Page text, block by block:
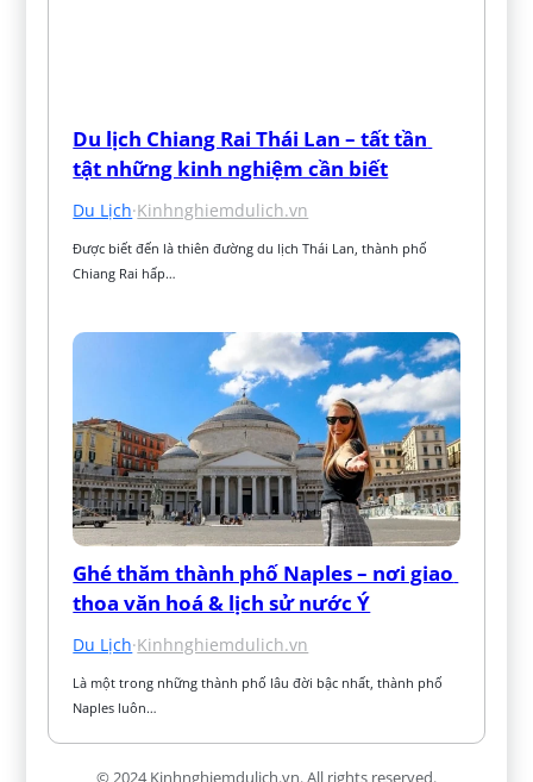
Du lịch Chiang Rai Thái Lan – tất tần
tật những kinh nghiệm cần biết
Du Lịch·Kinhnghiemdulich.vn
Được biết đến là thiên đường du lịch Thái Lan, thành phố
Chiang Rai hấp…
Ghé thăm thành phố Naples – nơi giao
thoa văn hoá & lịch sử nước Ý
Du Lịch·Kinhnghiemdulich.vn
Là một trong những thành phố lâu đời bậc nhất, thành phố
Naples luôn…